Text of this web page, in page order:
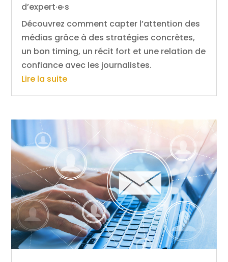
d’expert·e·s
Découvrez comment capter l’attention des
médias grâce à des stratégies concrètes,
un bon timing, un récit fort et une relation de
confiance avec les journalistes.
Lire la suite